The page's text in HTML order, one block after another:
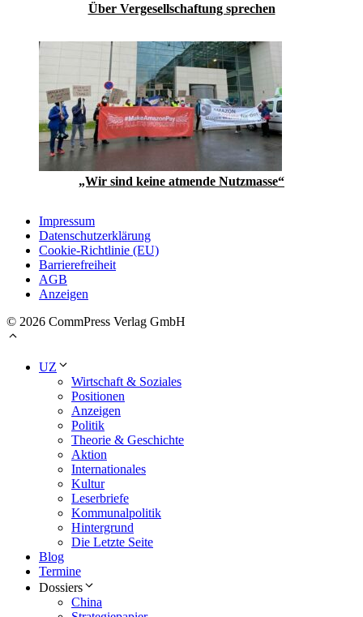
Über Vergesellschaftung sprechen
„Wir sind keine atmende Nutzmasse“
Impressum
Datenschutzerklärung
Cookie-Richtlinie (EU)
Barrierefreiheit
AGB
Anzeigen
© 2026 CommPress Verlag GmbH
UZ
Wirtschaft & Soziales
Positionen
Anzeigen
Politik
Theorie & Geschichte
Aktion
Internationales
Kultur
Leserbriefe
Kommunalpolitik
Hintergrund
Die Letzte Seite
Blog
Termine
Dossiers
China